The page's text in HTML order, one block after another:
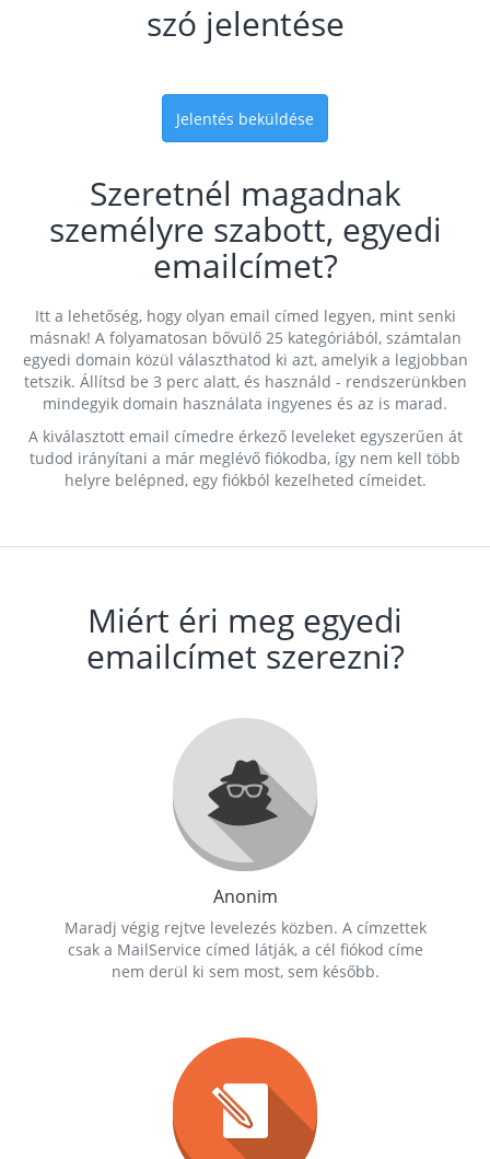
szó jelentése
Jelentés beküldése
Szeretnél magadnak
személyre szabott, egyedi
emailcímet?
Itt a lehetőség, hogy olyan email címed legyen, mint senki
másnak! A folyamatosan bővülő 25 kategóriából, számtalan
egyedi domain közül választhatod ki azt, amelyik a legjobban
tetszik. Állítsd be 3 perc alatt, és használd - rendszerünkben
mindegyik domain használata ingyenes és az is marad.
A kiválasztott email címedre érkező leveleket egyszerűen át
tudod irányítani a már meglévő fiókodba, így nem kell több
helyre belépned, egy fiókból kezelheted címeidet.
Miért éri meg egyedi
emailcímet szerezni?
Anonim
Maradj végig rejtve levelezés közben. A címzettek
csak a MailService címed látják, a cél fiókod címe
nem derül ki sem most, sem később.